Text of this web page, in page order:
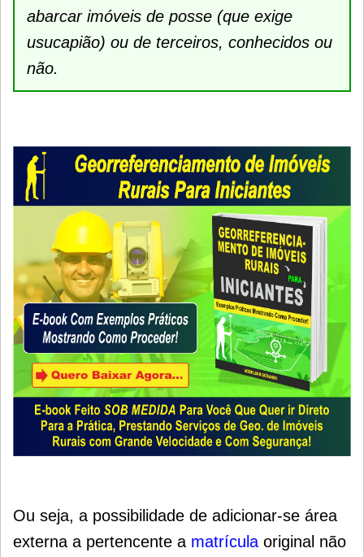
abarcar imóveis de posse (que exige
usucapião) ou de terceiros, conhecidos ou
não.
Ou seja, a possibilidade de adicionar-se área
externa a pertencente a matrícula original não